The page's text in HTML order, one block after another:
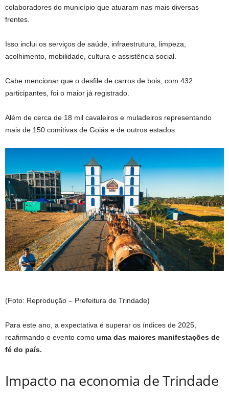
colaboradores do município que atuaram nas mais diversas
frentes.
Isso inclui os serviços de saúde, infraestrutura, limpeza,
acolhimento, mobilidade, cultura e assistência social.
Cabe mencionar que o desfile de carros de bois, com 432
participantes, foi o maior já registrado.
Além de cerca de 18 mil cavaleiros e muladeiros representando
mais de 150 comitivas de Goiás e de outros estados.
(Foto: Reprodução – Prefeitura de Trindade)
Para este ano, a expectativa é superar os índices de 2025,
reafirmando o evento como uma das maiores manifestações de
fé do país.
Impacto na economia de Trindade